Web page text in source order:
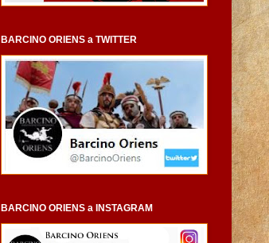
BARCINO ORIENS a TWITTER
BARCINO ORIENS a INSTAGRAM